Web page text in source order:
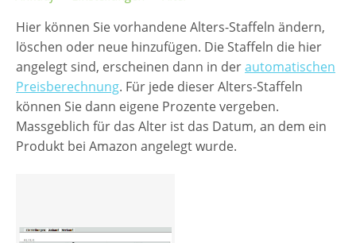
Automatische Preisberechnung
Hinterlegen von Festpreisen
Salesrank-Staffeln
Alters-Staffeln
Zustands-Abfragen
Hier können Sie vorhandene Alters-Staffeln ändern,
löschen oder neue hinzufügen. Die Staffeln die hier
angelegt sind, erscheinen dann in derautomatischen
Preisberechnung. Für jede dieser Alters-Staffeln
können Sie dann eigene Prozente vergeben.
Massgeblich für das Alter ist das Datum, an dem ein
Produkt bei Amazon angelegt wurde.